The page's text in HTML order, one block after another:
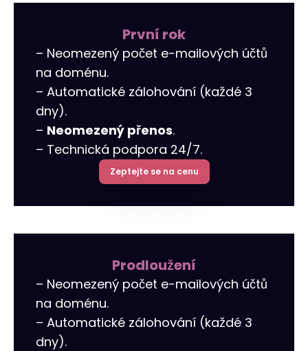
Vizitky NAP
Audyt SEO
Optymalizacja SEO
Allegro Ads
Práce se sociálními médii
Remarketing
obchodů
Internetový obchod pro vás
Správa serveru
tools
První rok
– Neomezený počet e-mailových účtů
na doménu.
– Automatické zálohování (každé 3
dny).
– Neomezený přenos.
– Technická podpora 24/7.
Zeptejte se na cenu
Prodloužení
– Neomezený počet e-mailových účtů
na doménu.
– Automatické zálohování (každé 3
dny).